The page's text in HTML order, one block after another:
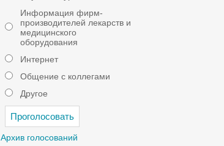
Информация фирм-
производителей лекарств и
медицинского
оборудования
Интернет
Общение с коллегами
Другое
Архив голосований